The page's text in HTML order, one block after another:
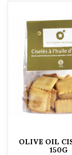
OLIVE OIL
150G